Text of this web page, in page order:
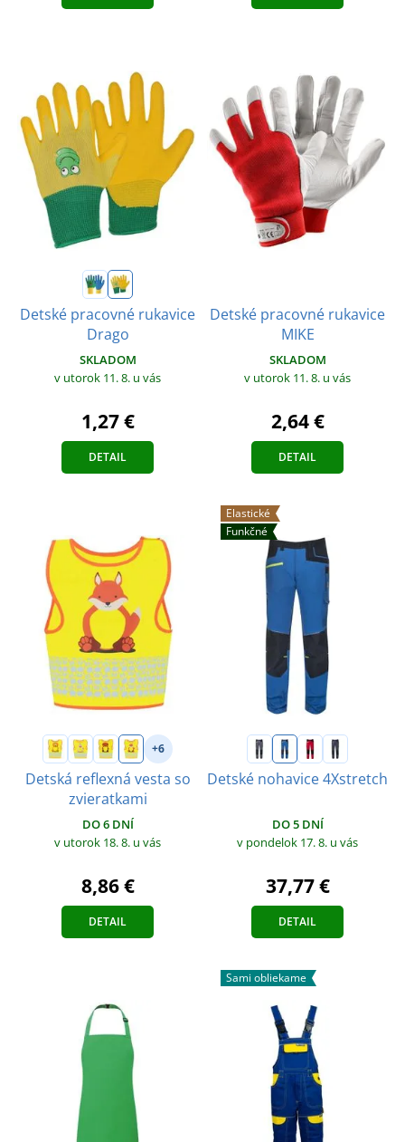
Detské pracovné rukavice
Drago
SKLADOM
v utorok 11. 8. u vás
1,27 €
DETAIL
Detské pracovné rukavice
MIKE
SKLADOM
v utorok 11. 8. u vás
2,64 €
DETAIL
+6
Detská reflexná vesta so
zvieratkami
DO 6 DNÍ
v utorok 18. 8. u vás
8,86 €
DETAIL
Elastické
Funkčné
Detské nohavice 4Xstretch
DO 5 DNÍ
v pondelok 17. 8. u vás
37,77 €
DETAIL
Sami obliekame